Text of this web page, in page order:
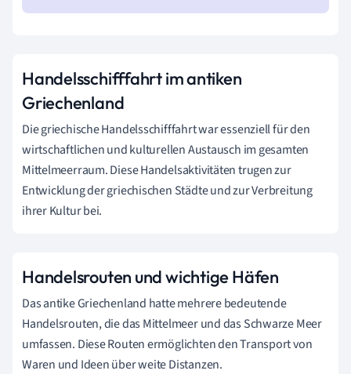
Handelsschifffahrt im antiken
Griechenland
Die griechische Handelsschifffahrt war essenziell für den
wirtschaftlichen und kulturellen Austausch im gesamten
Mittelmeerraum. Diese Handelsaktivitäten trugen zur
Entwicklung der griechischen Städte und zur Verbreitung
ihrer Kultur bei.
Handelsrouten und wichtige Häfen
Das antike Griechenland hatte mehrere bedeutende
Handelsrouten, die das Mittelmeer und das Schwarze Meer
umfassen. Diese Routen ermöglichten den Transport von
Waren und Ideen über weite Distanzen.